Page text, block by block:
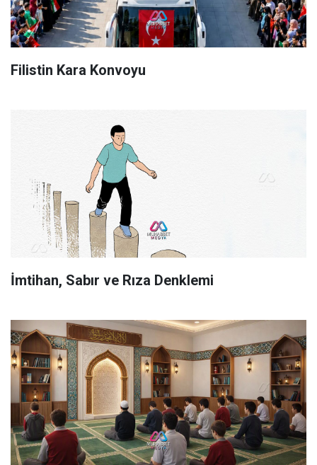
Filistin Kara Konvoyu
İmtihan, Sabır ve Rıza Denklemi